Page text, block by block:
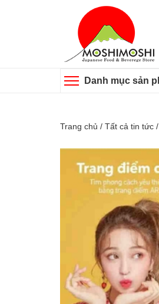
Danh mục sản
Trang chủ / Tất cả tin tức /